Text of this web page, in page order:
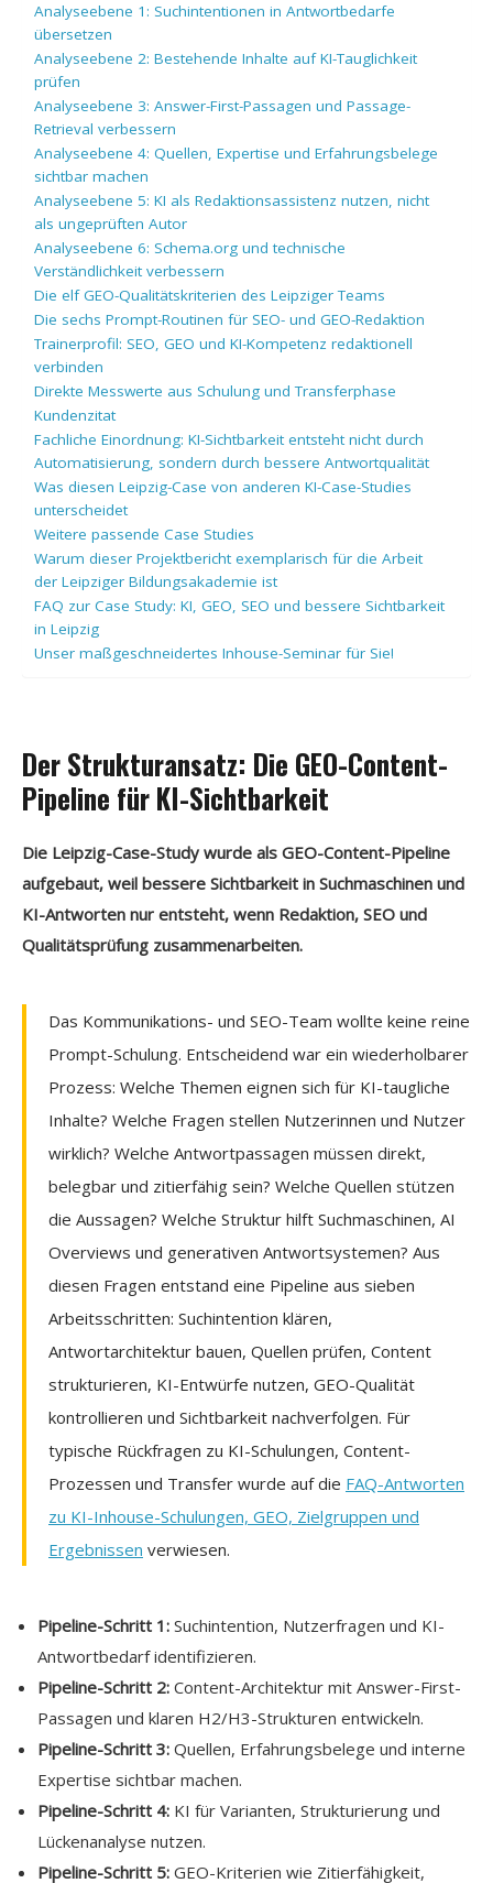
Analyseebene 1: Suchintentionen in Antwortbedarfe
übersetzen
Analyseebene 2: Bestehende Inhalte auf KI-Tauglichkeit
prüfen
Analyseebene 3: Answer-First-Passagen und Passage-
Retrieval verbessern
Analyseebene 4: Quellen, Expertise und Erfahrungsbelege
sichtbar machen
Analyseebene 5: KI als Redaktionsassistenz nutzen, nicht
als ungeprüften Autor
Analyseebene 6: Schema.org und technische
Verständlichkeit verbessern
Die elf GEO-Qualitätskriterien des Leipziger Teams
Die sechs Prompt-Routinen für SEO- und GEO-Redaktion
Trainerprofil: SEO, GEO und KI-Kompetenz redaktionell
verbinden
Direkte Messwerte aus Schulung und Transferphase
Kundenzitat
Fachliche Einordnung: KI-Sichtbarkeit entsteht nicht durch
Automatisierung, sondern durch bessere Antwortqualität
Was diesen Leipzig-Case von anderen KI-Case-Studies
unterscheidet
Weitere passende Case Studies
Warum dieser Projektbericht exemplarisch für die Arbeit
der Leipziger Bildungsakademie ist
FAQ zur Case Study: KI, GEO, SEO und bessere Sichtbarkeit
in Leipzig
Unser maßgeschneidertes Inhouse-Seminar für Sie!
Der Strukturansatz: Die GEO-Content-
Pipeline für KI-Sichtbarkeit
Die Leipzig-Case-Study wurde als GEO-Content-Pipeline
aufgebaut, weil bessere Sichtbarkeit in Suchmaschinen und
KI-Antworten nur entsteht, wenn Redaktion, SEO und
Qualitätsprüfung zusammenarbeiten.
Das Kommunikations- und SEO-Team wollte keine reine
Prompt-Schulung. Entscheidend war ein wiederholbarer
Prozess: Welche Themen eignen sich für KI-taugliche
Inhalte? Welche Fragen stellen Nutzerinnen und Nutzer
wirklich? Welche Antwortpassagen müssen direkt,
belegbar und zitierfähig sein? Welche Quellen stützen
die Aussagen? Welche Struktur hilft Suchmaschinen, AI
Overviews und generativen Antwortsystemen? Aus
diesen Fragen entstand eine Pipeline aus sieben
Arbeitsschritten: Suchintention klären,
Antwortarchitektur bauen, Quellen prüfen, Content
strukturieren, KI-Entwürfe nutzen, GEO-Qualität
kontrollieren und Sichtbarkeit nachverfolgen. Für
typische Rückfragen zu KI-Schulungen, Content-
Prozessen und Transfer wurde auf die FAQ-Antworten
zu KI-Inhouse-Schulungen, GEO, Zielgruppen und
Ergebnissen verwiesen.
Pipeline-Schritt 1: Suchintention, Nutzerfragen und KI-
Antwortbedarf identifizieren.
Pipeline-Schritt 2: Content-Architektur mit Answer-First-
Passagen und klaren H2/H3-Strukturen entwickeln.
Pipeline-Schritt 3: Quellen, Erfahrungsbelege und interne
Expertise sichtbar machen.
Pipeline-Schritt 4: KI für Varianten, Strukturierung und
Lückenanalyse nutzen.
Pipeline-Schritt 5: GEO-Kriterien wie Zitierfähigkeit,